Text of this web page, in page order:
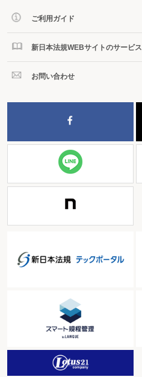
ご利用ガイド
新日本法規WEBサイトのサービス
お問い合わせ